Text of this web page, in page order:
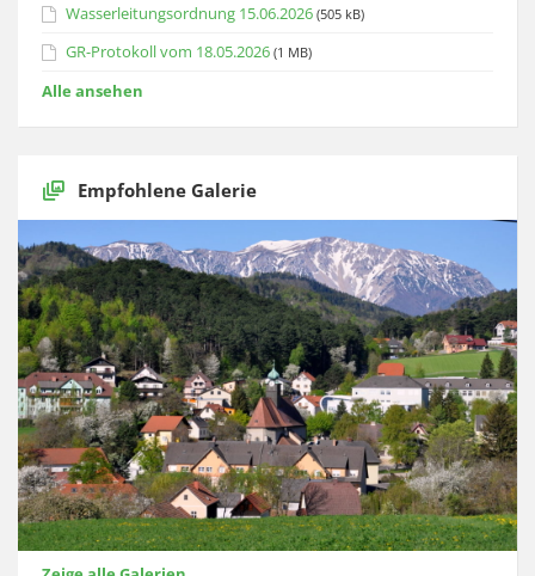
Wasserleitungsordnung 15.06.2026 (505 kB)
GR-Protokoll vom 18.05.2026 (1 MB)
Alle ansehen
Empfohlene Galerie